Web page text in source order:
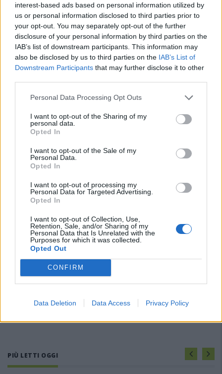
interest-based ads based on personal information utilized by
us or personal information disclosed to third parties prior to
your opt-out. You may separately opt-out of the further
disclosure of your personal information by third parties on the
IAB’s list of downstream participants. This information may
also be disclosed by us to third parties on the IAB’s List of
Downstream Participants that may further disclose it to other
Personal Data Processing Opt Outs
I want to opt-out of the Sharing of my
personal data.
Opted In
I want to opt-out of the Sale of my
Personal Data.
Opted In
I want to opt-out of processing my
Personal Data for Targeted Advertising.
Opted In
I want to opt-out of Collection, Use,
Retention, Sale, and/or Sharing of my
Personal Data that Is Unrelated with the
Purposes for which it was collected.
Opted Out
CONFIRM
Data Deletion Data Access Privacy Policy
PIÙ LETTI OGGI